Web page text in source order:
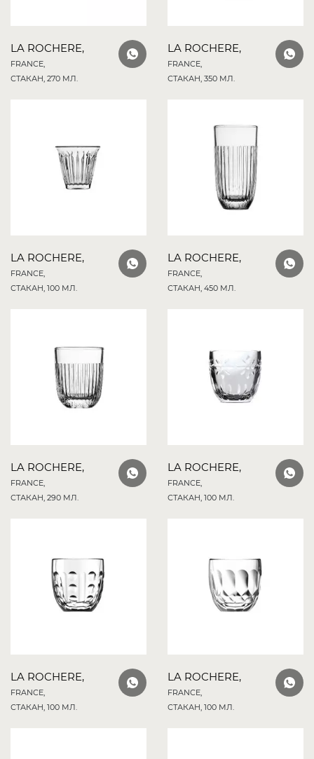
LA ROCHERE,
FRANCE,
СТАКАН, 270 МЛ.
LA ROCHERE,
FRANCE,
СТАКАН, 350 МЛ.
LA ROCHERE,
FRANCE,
СТАКАН, 100 МЛ.
LA ROCHERE,
FRANCE,
СТАКАН, 450 МЛ.
LA ROCHERE,
FRANCE,
СТАКАН, 290 МЛ.
LA ROCHERE,
FRANCE,
СТАКАН, 100 МЛ.
LA ROCHERE,
FRANCE,
СТАКАН, 100 МЛ.
LA ROCHERE,
FRANCE,
СТАКАН, 100 МЛ.